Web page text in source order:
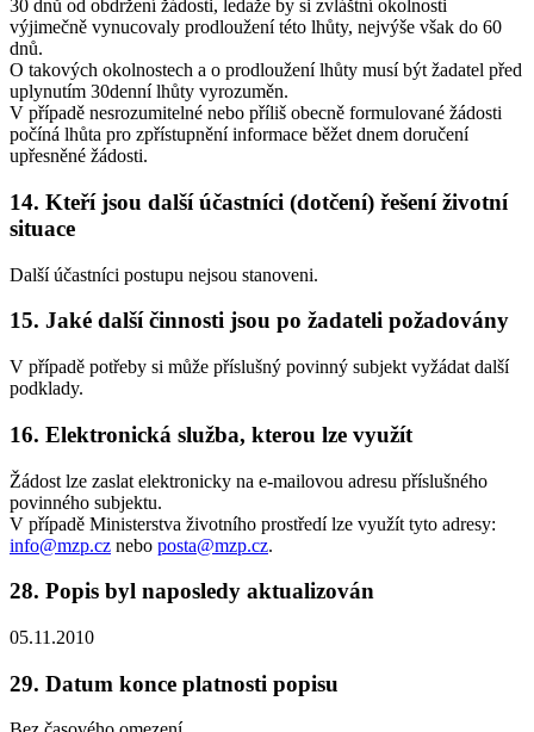
30 dnů od obdržení žádosti, ledaže by si zvláštní okolnosti
výjimečně vynucovaly prodloužení této lhůty, nejvýše však do 60
dnů.
O takových okolnostech a o prodloužení lhůty musí být žadatel před
uplynutím 30denní lhůty vyrozuměn.
V případě nesrozumitelné nebo příliš obecně formulované žádosti
počíná lhůta pro zpřístupnění informace běžet dnem doručení
upřesněné žádosti.
14. Kteří jsou další účastníci (dotčení) řešení životní
situace
Další účastníci postupu nejsou stanoveni.
15. Jaké další činnosti jsou po žadateli požadovány
V případě potřeby si může příslušný povinný subjekt vyžádat další
podklady.
16. Elektronická služba, kterou lze využít
Žádost lze zaslat elektronicky na e-mailovou adresu příslušného
povinného subjektu.
V případě Ministerstva životního prostředí lze využít tyto adresy:
info@mzp.cz nebo posta@mzp.cz.
28. Popis byl naposledy aktualizován
05.11.2010
29. Datum konce platnosti popisu